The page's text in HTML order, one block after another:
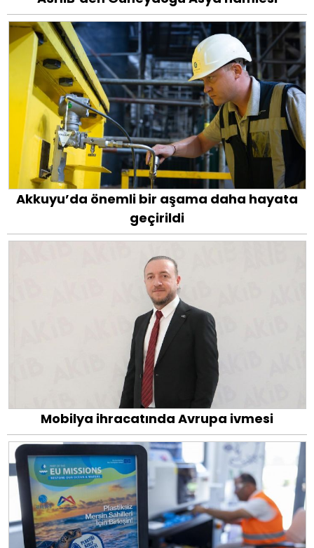
Akkuyu’da önemli bir aşama daha hayata
geçirildi
Mobilya ihracatında Avrupa ivmesi